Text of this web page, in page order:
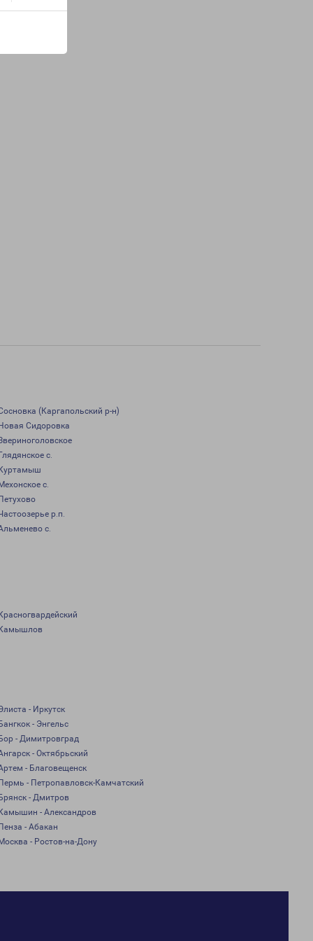
(Каргапольский р-н)
Сидоровка
с.
с.
р.п.
с.
- Иркутск
- Энгельс
- Димитровград
- Октябрьский
- Благовещенск
- Петропавловск-Камчатский
- Дмитров
- Александров
- Абакан
- Ростов-на-Дону